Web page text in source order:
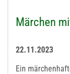
Märchen
22.11.2023
Ein